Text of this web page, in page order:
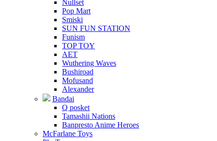
Nullset
Pop Mart
Smiski
SUN FUN STATION
Funism
TOP TOY
AET
Wuthering Waves
Bushiroad
Mofusand
Alexander
Bandai
Q posket
Tamashii Nations
Banpresto Anime Heroes
McFarlane Toys